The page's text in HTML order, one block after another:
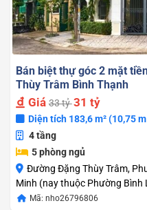
Bán biệt thự góc 2 mặt
Thùy Trâm Bình Thạnh
Giá33 tỷ31 tỷ
Diện tích 183,6 m² (10,75
4 tầng
5 phòng ngủ
Đường Đặng Thùy Trâm,
Minh (nay thuộc Phường Bình
Mã: nho26796806